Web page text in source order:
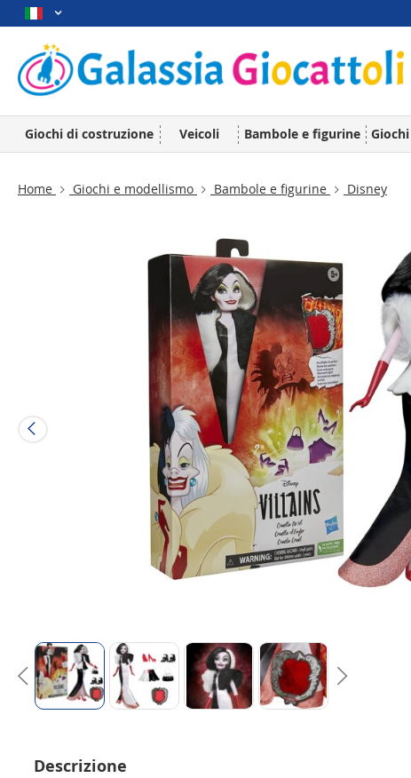
Giochi di costruzione Veicoli Bambole e figurine
Home Giochi e modellismo Bambole e figurine Disney
Descrizione